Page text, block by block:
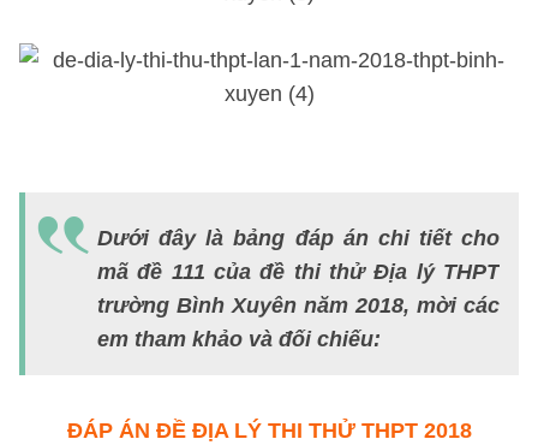
Dưới đây là bảng đáp án chi tiết cho
mã đề 111 của đề thi thử Địa lý THPT
trường Bình Xuyên năm 2018, mời các
em tham khảo và đối chiếu:
ĐÁP ÁN ĐỀ ĐỊA LÝ THI THỬ THPT 2018